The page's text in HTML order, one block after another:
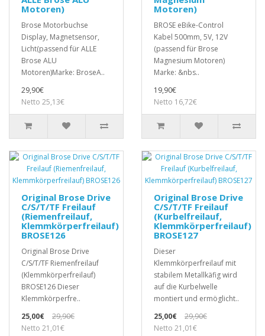
Motoren)
Brose Motorbuchse
Display, Magnetsensor,
Licht(passend für ALLE
Brose ALU
Motoren)Marke: BroseA..
29,90€
Netto 25,13€
Motoren)
BROSE eBike-Control
Kabel 500mm, 5V, 12V
(passend für Brose
Magnesium Motoren)
Marke: &nbs..
19,90€
Netto 16,72€
Original Brose Drive
C/S/T/TF Freilauf
(Riemenfreilauf,
Klemmkörperfreilauf)
BROSE126
Original Brose Drive
C/S/T/TF Riemenfreilauf
(Klemmkörperfreilauf)
BROSE126 Dieser
Klemmkörperfre..
25,00€
29,90€
Netto 21,01€
Original Brose Drive
C/S/T/TF Freilauf
(Kurbelfreilauf,
Klemmkörperfreilauf)
BROSE127
Dieser
Klemmkörperfreilauf mit
stabilem Metallkäfig wird
auf die Kurbelwelle
montiert und ermöglicht..
25,00€
29,90€
Netto 21,01€